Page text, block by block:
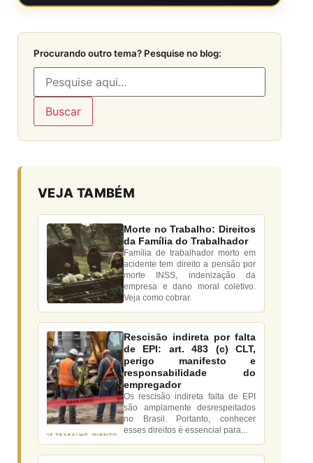
Procurando outro tema? Pesquise no blog:
Buscar
VEJA TAMBÉM
Morte no Trabalho: Direitos
da Família do Trabalhador
Família de trabalhador morto em
acidente tem direito a pensão por
morte INSS, indenização da
empresa e dano moral coletivo.
Veja como cobrar.
Rescisão indireta por falta
de EPI: art. 483 (c) CLT,
perigo manifesto e
responsabilidade do
empregador
Os rescisão indireta falta de EPI
são amplamente desrespeitados
no Brasil. Portanto, conhecer
esses direitos é essencial para...